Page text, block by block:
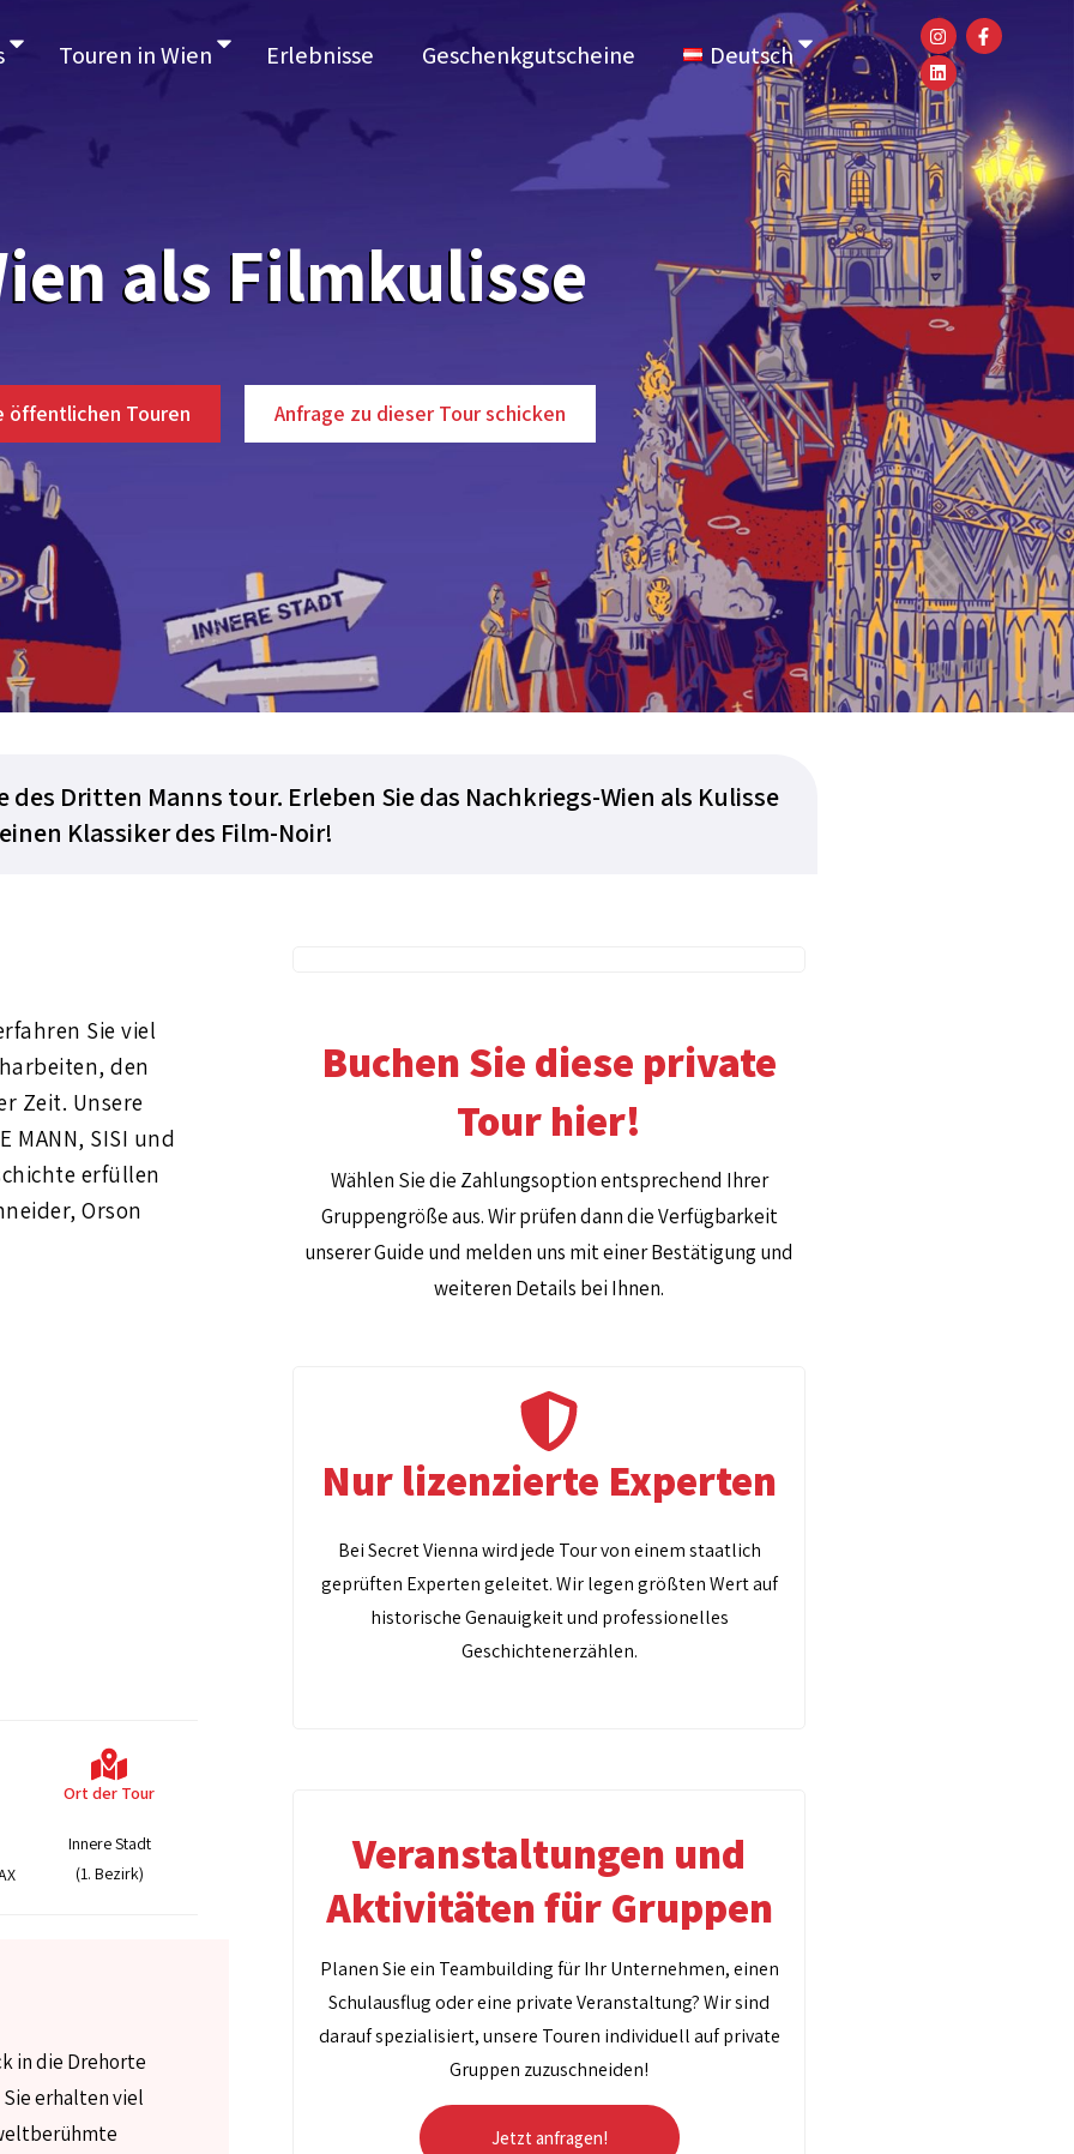
Touren in Wien Erlebnisse Geschenkgutscheine Deutsch
als Filmkulisse
öffentlichen Touren Anfrage zu dieser Tour schicken
des Dritten Manns tour. Erleben Sie das Nachkriegs-Wien als Kulisse
Klassiker des Film-Noir!
Sie viel
den
Zeit. Unsere
MANN, SISI und
erfüllen
Orson
Ort der Tour
Innere Stadt
(1. Bezirk)
in die Drehorte
erhalten viel
Buchen Sie diese private
Tour hier!
Wählen Sie die Zahlungsoption entsprechend Ihrer
Gruppengröße aus. Wir prüfen dann die Verfügbarkeit
unserer Guide und melden uns mit einer Bestätigung und
weiteren Details bei Ihnen.
Nur lizenzierte Experten
Bei Secret Vienna wird jede Tour von einem staatlich
geprüften Experten geleitet. Wir legen größten Wert auf
historische Genauigkeit und professionelles
Geschichtenerzählen.
Veranstaltungen und
Aktivitäten für Gruppen
Planen Sie ein Teambuilding für Ihr Unternehmen, einen
Schulausflug oder eine private Veranstaltung? Wir sind
darauf spezialisiert, unsere Touren individuell auf private
Gruppen zuzuschneiden!
Jetzt anfragen!